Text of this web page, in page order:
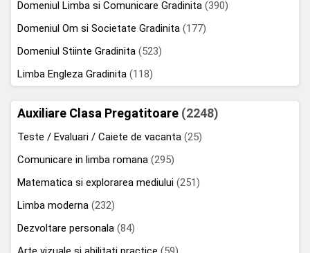
Domeniul Limba si Comunicare Gradinita (390)
Domeniul Om si Societate Gradinita (177)
Domeniul Stiinte Gradinita (523)
Limba Engleza Gradinita (118)
Auxiliare Clasa Pregatitoare (2248)
Teste / Evaluari / Caiete de vacanta (25)
Comunicare in limba romana (295)
Matematica si explorarea mediului (251)
Limba moderna (232)
Dezvoltare personala (84)